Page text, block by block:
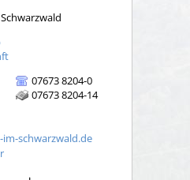
07673 8204-0
07673 8204-14
schwarzwald.de